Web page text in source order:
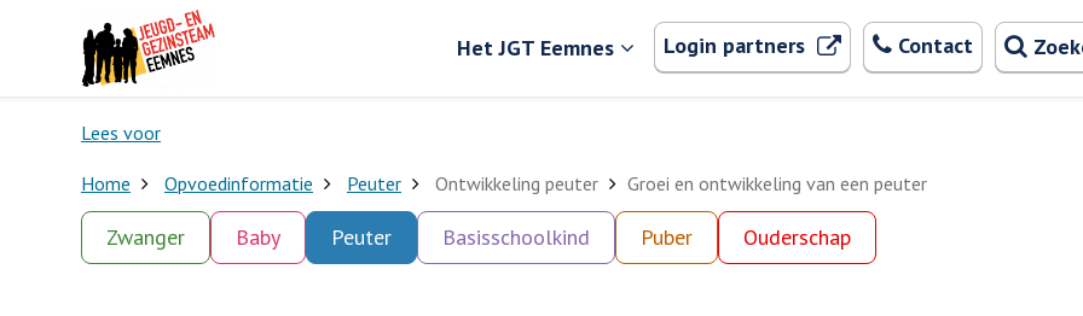
Het JGT Eemnes Login partners . Externe linkContact
Lees voor
Zoeken
Home Opvoedinformatie Peuter Ontwikkeling peuter Groei en ontwikkeling van een peuter
Zwanger Baby Peuter Basisschoolkind Puber Ouderschap